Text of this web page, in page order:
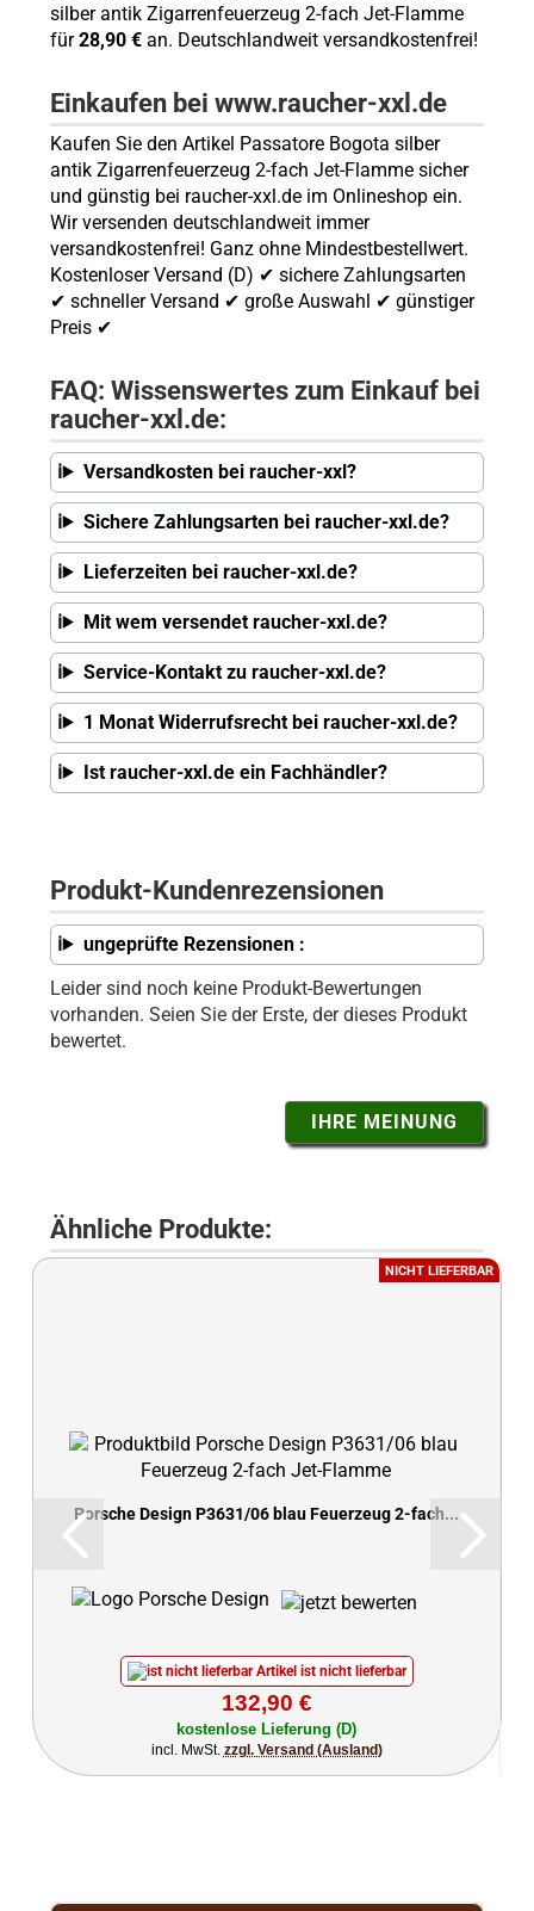
silber antik Zigarrenfeuerzeug 2-fach Jet-Flamme
für28,90 €an. Deutschlandweit versandkostenfrei!
Einkaufen bei www.raucher-xxl.de
Kaufen Sie den Artikel Passatore Bogota silber
antik Zigarrenfeuerzeug 2-fach Jet-Flamme sicher
und günstig bei raucher-xxl.de im Onlineshop ein.
Wir versenden deutschlandweit immer
versandkostenfrei! Ganz ohne Mindestbestellwert.
Kostenloser Versand (D) ✔ sichere Zahlungsarten
✔ schneller Versand ✔ große Auswahl ✔ günstiger
Preis ✔
FAQ: Wissenswertes zum Einkauf bei
raucher-xxl.de:
Versandkosten bei raucher-xxl?
Sichere Zahlungsarten bei raucher-xxl.de?
Lieferzeiten bei raucher-xxl.de?
Mit wem versendet raucher-xxl.de?
Service-Kontakt zu raucher-xxl.de?
1 Monat Widerrufsrecht bei raucher-xxl.de?
Ist raucher-xxl.de ein Fachhändler?
Produkt-Kundenrezensionen
ungeprüfte Rezensionen :
Leider sind noch keine Produkt-Bewertungen
vorhanden. Seien Sie der Erste, der dieses Produkt
bewertet.
IHRE MEINUNG
Ähnliche Produkte:
NICHT LIEFERBAR
Porsche Design P3631/06 blau Feuerzeug 2-fach...
Artikel ist nicht lieferbar
132,90 €
kostenlose Lieferung (D)
incl. MwSt. zzgl. Versand (Ausland)